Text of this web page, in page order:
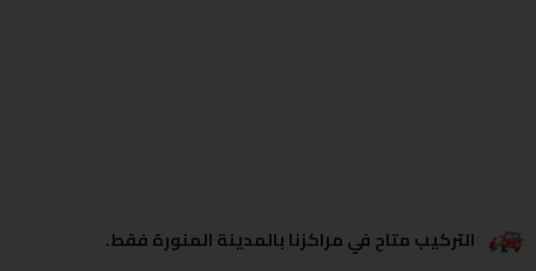
التركيب متاح في مراكزنا بالمدينة المنورة فقط.